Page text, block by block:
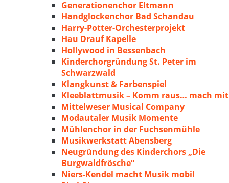
Generationenchor Eltmann
Handglockenchor Bad Schandau
Harry-Potter-Orchesterprojekt
Hau Drauf Kapelle
Hollywood in Bessenbach
Kinderchorgründung St. Peter im
Schwarzwald
Klangkunst & Farbenspiel
Kleeblattmusik – Komm raus… mach mit
Mittelweser Musical Company
Modautaler Musik Momente
Mühlenchor in der Fuchsenmühle
Musikwerkstatt Abensberg
Neugründung des Kinderchors „Die
Burgwaldfrösche“
Niers-Kendel macht Musik mobil